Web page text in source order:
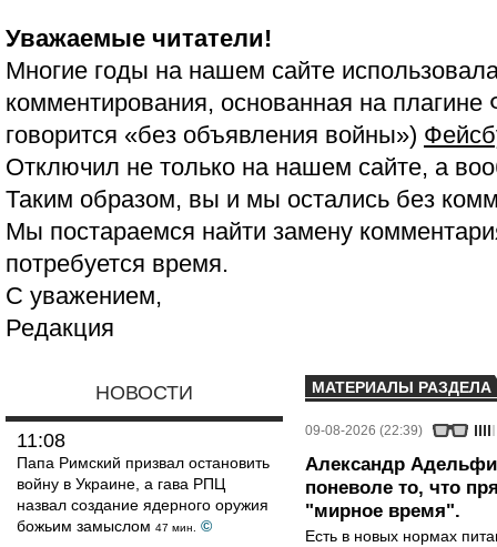
Уважаемые читатели!
Многие годы на нашем сайте
комментирования, основанная на
говорится «без объявления войны»)
Отключил не только на нашем сайте, а
Таким образом, вы и мы остались без
Мы постараемся найти замену
потребуется время.
С уважением,
Редакция
НОВОСТИ
11:08
Папа Римский призвал остановить
войну в Украине, а гава РПЦ
назвал создание ядерного оружия
божьим замыслом 47 мин. ©
МАТЕРИАЛЫ РАЗДЕЛА
09-08-2026 (22:39)
Александр
поневоле то, что
"мирное время".
Есть в новых нормах